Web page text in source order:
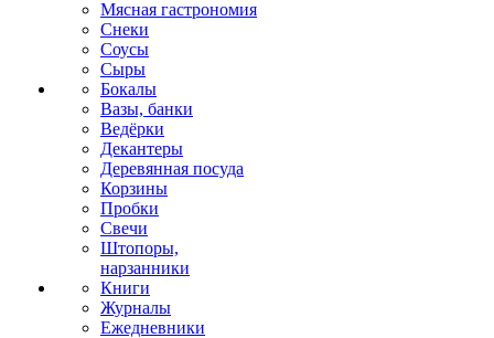
Мясная гастрономия
Снеки
Соусы
Сыры
Бокалы
Вазы, банки
Ведёрки
Декантеры
Деревянная посуда
Корзины
Пробки
Свечи
Штопоры,
нарзанники
Книги
Журналы
Ежедневники